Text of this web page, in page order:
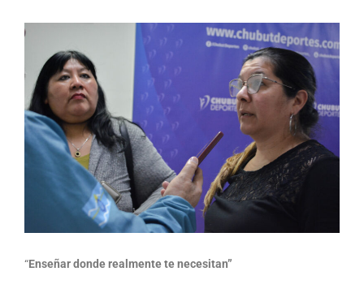
“Enseñar donde realmente te necesitan”